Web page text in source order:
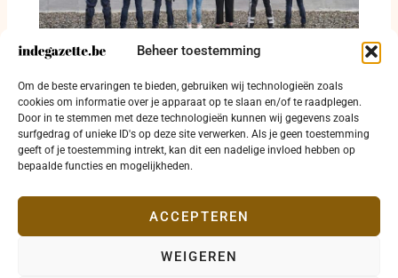
Beheer toestemming
Om de beste ervaringen te bieden, gebruiken wij technologieën zoals
cookies om informatie over je apparaat op te slaan en/of te raadplegen.
Door in te stemmen met deze technologieën kunnen wij gegevens zoals
surfgedrag of unieke ID's op deze site verwerken. Als je geen toestemming
geeft of je toestemming intrekt, kan dit een nadelige invloed hebben op
bepaalde functies en mogelijkheden.
ACCEPTEREN
WEIGEREN
Politiezone RIHO maakt negentien
controledagen in augustus bekend
20 juli 2026